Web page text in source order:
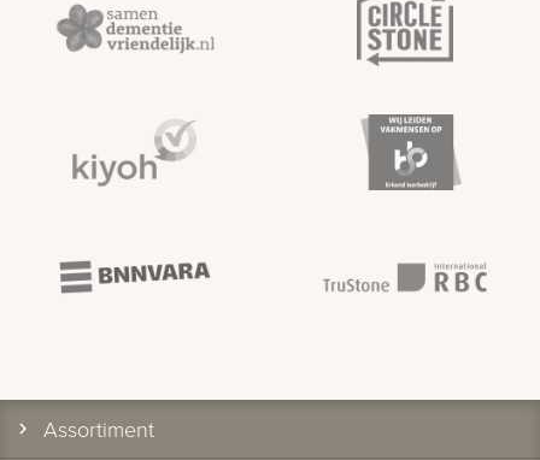
Assortiment